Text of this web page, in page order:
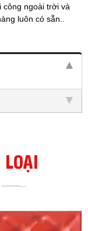
công ngoài trời và
luôn có sẵn..